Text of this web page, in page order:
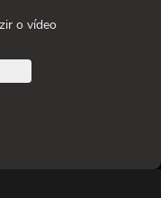
o vídeo